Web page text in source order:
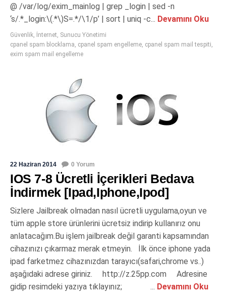
@ /var/log/exim_mainlog | grep _login | sed -n
‘s/.*_login:\(.*\)S=.*/\1/p’ | sort | uniq -c... Devamını Oku
Güvenlik, İnternet, Sunucu Yönetimi
cpanel spam blocklama, cpanel spam engelleme, cpanel spam mail tespiti,
exim spam mail engelleme
22 Haziran 2014 0 Yorum
IOS 7-8 Ücretli İçerikleri Bedava
İndirmek [Ipad,Iphone,Ipod]
Sizlere Jailbreak olmadan nasıl ücretli uygulama,oyun ve
tüm apple store ürünlerini ücretsiz indirip kullanırız onu
anlatacağım.Bu işlem jailbreak değil garanti kapsamından
cihazınızı çıkarmaz merak etmeyin. İlk önce iphone yada
ipad farketmez cihazınızdan tarayıcı(safari,chrome vs..)
aşağıdaki adrese giriniz. http://z.25pp.com Adresine
gidip resimdeki yazıya tıklayınız; ... Devamını Oku